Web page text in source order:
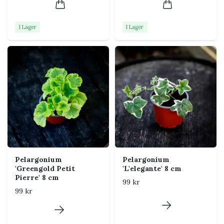
nyinköpta plantor gradvis vid
jordlagret har torkat. Under
varma sommardagar behövs
mer vatten, medan plantan
ska hållas betydligt torrare
under vintervila.
Jord
Näringsrik och väldränerad
blomjord. Blanda gärna i
perlit om jorden känns
kompakt.
Luftfuktighet
Normal till torrare rumsluft
fungerar bra. God
luftcirkulation minskar risken
I Lager I Lager
Pelargonium
'Greengold Petit
Pierre' 8 cm
99 kr
Pelargonium
'L'elegante' 8 cm
99 kr